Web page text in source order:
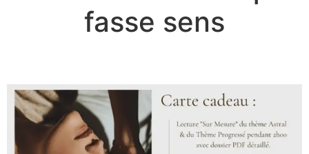
fasse sens